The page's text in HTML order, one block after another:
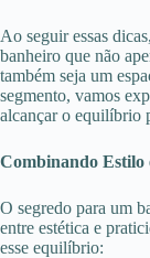
Ao seguir essas
banheiro que não
também seja um
segmento, vamos
alcançar o equilíbrio
Combinando Estilo
O segredo para um
entre estética e
esse equilíbrio: